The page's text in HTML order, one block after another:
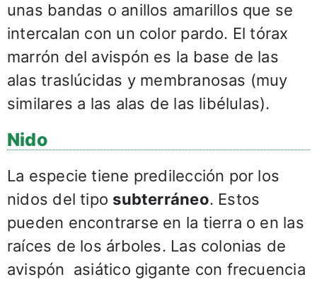
unas bandas o anillos amarillos que se
intercalan con un color pardo. El tórax
marrón del avispón es la base de las
alas traslúcidas y membranosas (muy
similares a las alas de las libélulas).
Nido
La especie tiene predilección por los
nidos del tipo subterráneo. Estos
pueden encontrarse en la tierra o en las
raíces de los árboles. Las colonias de
avispón asiático gigante con frecuencia